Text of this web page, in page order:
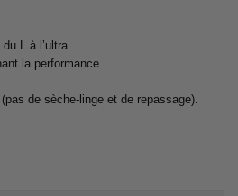
L à l’ultra
la performance
de sèche-linge et de repassage).